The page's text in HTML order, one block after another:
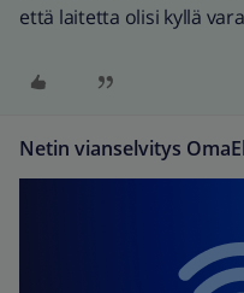
että laitetta olisi kyllä
Netin vianselvitys